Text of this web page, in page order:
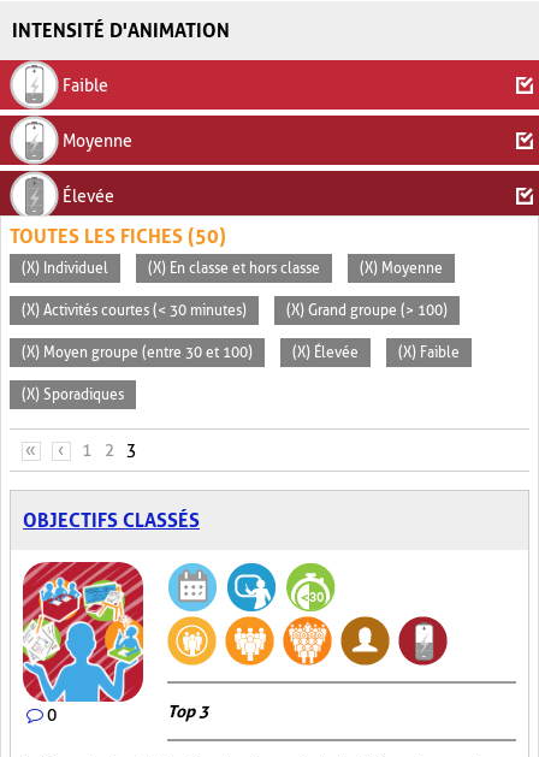
INTENSITÉ D'ANIMATION
Faible
Moyenne
Élevée
TOUTES LES FICHES (50)
(X) Individuel (X) En classe et hors classe (X) Moyenne
(X) Activités courtes (< 30 minutes) (X) Grand groupe (> 100)
(X) Moyen groupe (entre 30 et 100) (X) Élevée (X) Faible
(X) Sporadiques
PAGES
« ‹ 1 2 3
OBJECTIFS CLASSÉS
0 Top 3